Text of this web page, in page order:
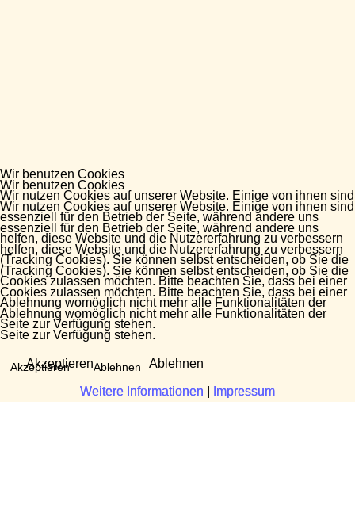
Wir benutzen Cookies
Wir nutzen Cookies auf unserer Website. Einige von ihnen sind
essenziell für den Betrieb der Seite, während andere uns
helfen, diese Website und die Nutzererfahrung zu verbessern
(Tracking Cookies). Sie können selbst entscheiden, ob Sie die
Cookies zulassen möchten. Bitte beachten Sie, dass bei einer
Ablehnung womöglich nicht mehr alle Funktionalitäten der
Seite zur Verfügung stehen.
Akzeptieren Ablehnen
Weitere Informationen Impressum
Wir benutzen Cookies
Wir nutzen Cookies auf unserer Website. Einige von ihnen sind
essenziell für den Betrieb der Seite, während andere uns
helfen, diese Website und die Nutzererfahrung zu verbessern
(Tracking Cookies). Sie können selbst entscheiden, ob Sie die
Cookies zulassen möchten. Bitte beachten Sie, dass bei einer
Ablehnung womöglich nicht mehr alle Funktionalitäten der
Seite zur Verfügung stehen.
Akzeptieren Ablehnen
Weitere Informationen Impressum